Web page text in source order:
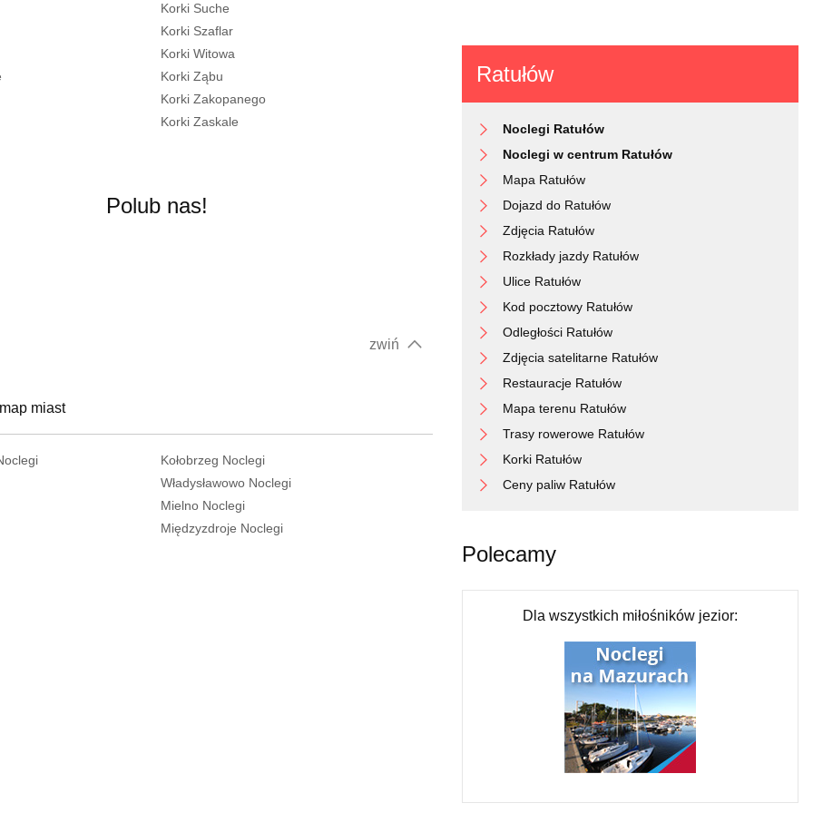
Korki Suche
Korki Szaflar
Korki Witowa
Korki Ząbu
Korki Zakopanego
Korki Zaskale
Polub nas!
zwiń
miast
Kołobrzeg Noclegi
Władysławowo Noclegi
Mielno Noclegi
Międzyzdroje Noclegi
Ratułów
Noclegi Ratułów
Noclegi w centrum Ratułów
Mapa Ratułów
Dojazd do Ratułów
Zdjęcia Ratułów
Rozkłady jazdy Ratułów
Ulice Ratułów
Kod pocztowy Ratułów
Odległości Ratułów
Zdjęcia satelitarne Ratułów
Restauracje Ratułów
Mapa terenu Ratułów
Trasy rowerowe Ratułów
Korki Ratułów
Ceny paliw Ratułów
Polecamy
Dla wszystkich miłośników jezior: